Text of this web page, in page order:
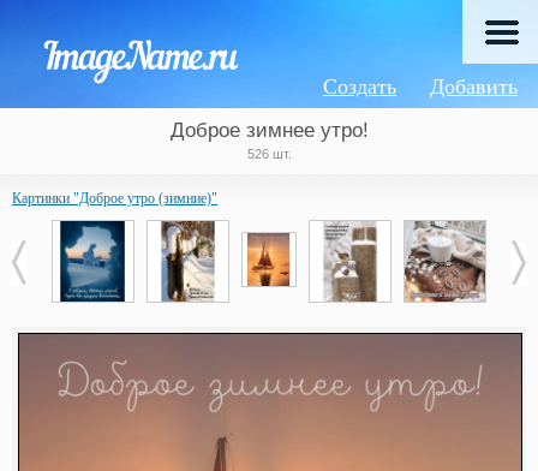
Добавить
Создать
Доброе зимнее утро!
526 шт.
Картинки "Доброе утро (зимние)"